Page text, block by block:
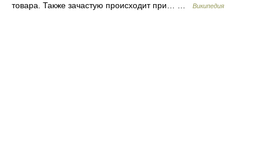
товара. Также зачастую происходит при… …
Википедия